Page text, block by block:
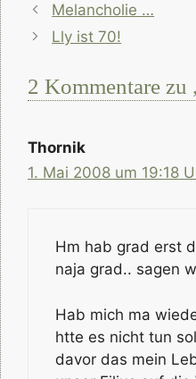
Melancholie …
Lly ist 70!
2 Kommentare
Thornik
1. Mai 2008 um 19:18
Hm hab grad erst
naja grad.. sagen
Hab mich ma
htte es nicht tun
davor das mein